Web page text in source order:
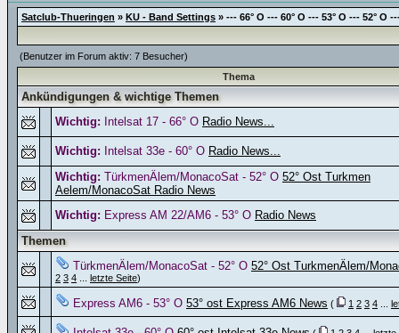
Satclub-Thueringen » KU - Band Settings » --- 66° O --- 60° O --- 53° O --- 52° O
(Benutzer im Forum aktiv: 7 Besucher)
Thema
Ankündigungen & wichtige Themen
Wichtig: Intelsat 17 - 66° O Radio News...
Wichtig: Intelsat 33e - 60° O Radio News...
Wichtig: TürkmenÄlem/MonacoSat - 52° O 52° Ost Turkmen
Aelem/MonacoSat Radio News
Wichtig: Express AM 22/AM6 - 53° O Radio News
Themen
TürkmenÄlem/MonacoSat - 52° O 52° Ost TurkmenÄlem/
2 3 4 letzte Seite)
Express AM6 - 53° O 53° ost Express AM6 News ( 1 2 3 4